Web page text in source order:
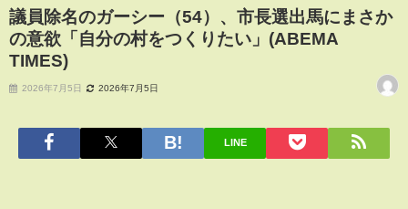
議員除名のガーシー（54）、市長選出馬にまさか
の意欲「自分の村をつくりたい」(ABEMA
TIMES)
2026年7月5日 2026年7月5日
LINE